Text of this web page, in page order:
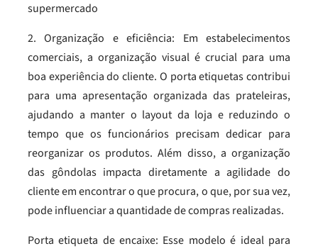
supermercado
2. Organização e eficiência: Em estabelecimentos
comerciais, a organização visual é crucial para uma
boa experiência do cliente. O porta etiquetas contribui
para uma apresentação organizada das prateleiras,
ajudando a manter o layout da loja e reduzindo o
tempo que os funcionários precisam dedicar para
reorganizar os produtos. Além disso, a organização
das gôndolas impacta diretamente a agilidade do
cliente em encontrar o que procura, o que, por sua vez,
pode influenciar a quantidade de compras realizadas.
Porta etiqueta de encaixe: Esse modelo é ideal para